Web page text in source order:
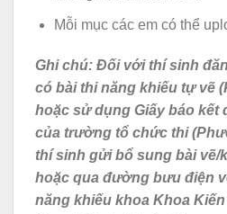
Mỗi mục các em có thể
Ghi chú: Đối với thí sinh
có bài thi năng khiếu tự vẽ
hoặc sử dụng Giấy báo kết
của trường tổ chức thi
thí sinh gửi bổ sung bài vẽ/
hoặc qua đường bưu điện
năng khiếu khoa Khoa